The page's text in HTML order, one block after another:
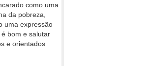
como uma
da pobreza,
uma expressão
bom e salutar
e orientados